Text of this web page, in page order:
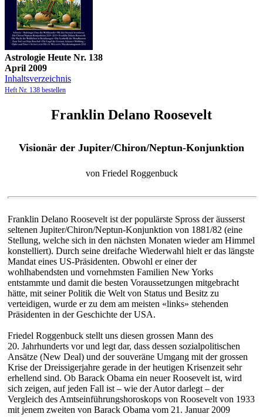
Astrologie Heute Nr. 138
April 2009
Inhaltsverzeichnis
Heft Nr. 138 bestellen
Franklin Delano Roosevelt
Visionär der Jupiter/Chiron/Neptun-Konjunktion
von Friedel Roggenbuck
Franklin Delano Roosevelt ist der populärste Spross der äusserst
seltenen Jupiter/Chiron/Neptun-Konjunktion von 1881/82 (eine
Stellung, welche sich in den nächsten Monaten wieder am Himmel
konstelliert). Durch seine dreifache Wiederwahl hielt er das längste
Mandat eines US-Präsidenten. Obwohl er einer der
wohlhabendsten und vornehmsten Familien New Yorks
entstammte und damit die besten Voraussetzungen mitgebracht
hätte, mit seiner Politik die Welt von Status und Besitz zu
verteidigen, wurde er zu dem am meisten «links» stehenden
Präsidenten in der Geschichte der USA.
Friedel Roggenbuck stellt uns diesen grossen Mann des
20. Jahrhunderts vor und legt dar, dass dessen sozialpolitischen
Ansätze (New Deal) und der souveräne Umgang mit der grossen
Krise der Dreissigerjahre gerade in der heutigen Krisenzeit sehr
erhellend sind. Ob Barack Obama ein neuer Roosevelt ist, wird
sich zeigen, auf jeden Fall ist – wie der Autor darlegt – der
Vergleich des Amtseinführungshoroskops von Roosevelt von 1933
mit jenem zweiten von Barack Obama vom 21. Januar 2009